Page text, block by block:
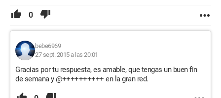
0
bebe6969
27 sept. 2015 a las 20:01
Gracias por tu respuesta, es amable, que tengas un buen fin
de semana y @++++++++++ en la gran red.